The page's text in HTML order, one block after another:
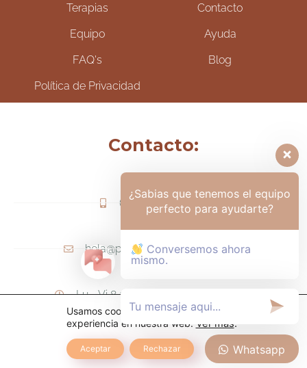
Terapias
Equipo
FAQ's
Política de Privacidad
Contacto
Ayuda
Blog
Contacto:
(+57) 317-6006425
hola@psicologamariapaula.com
Lu - Vi 8 am a 6 pm - Sa 8am - 12m
TODOS LOS DERECHOS RESERVADOS.
Usamos cookies para ofrecerte la mejor
experiencia en nuestra web. Ver más.
Aceptar Rechazar
¿Sabias que tenemos el equipo
perfecto para ayudarte?
Conversemos ahora
mismo.
Whatsapp